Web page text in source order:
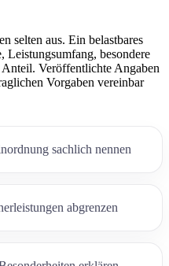
selten aus. Ein belastbares
Leistungsumfang, besondere
Veröffentlichte Angaben
Vorgaben vereinbar
sachlich nennen
abgrenzen